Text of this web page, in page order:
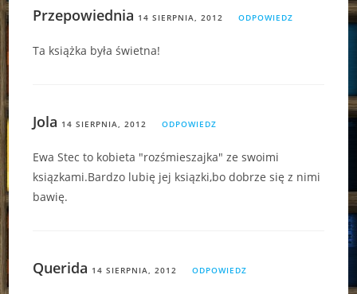
Przepowiednia 14 SIERPNIA, 2012 ODPOWIEDZ
Ta książka była świetna!
Jola 14 SIERPNIA, 2012 ODPOWIEDZ
Ewa Stec to kobieta "rozśmieszajka" ze swoimi
ksiązkami.Bardzo lubię jej ksiązki,bo dobrze się z nimi
bawię.
Querida 14 SIERPNIA, 2012 ODPOWIEDZ